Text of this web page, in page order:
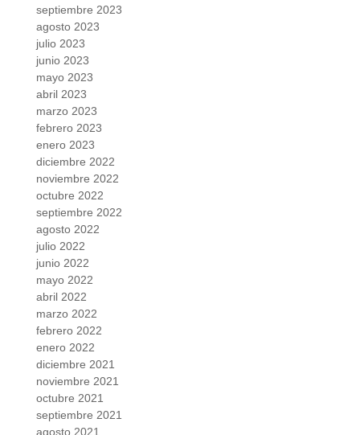
septiembre 2023
agosto 2023
julio 2023
junio 2023
mayo 2023
abril 2023
marzo 2023
febrero 2023
enero 2023
diciembre 2022
noviembre 2022
octubre 2022
septiembre 2022
agosto 2022
julio 2022
junio 2022
mayo 2022
abril 2022
marzo 2022
febrero 2022
enero 2022
diciembre 2021
noviembre 2021
octubre 2021
septiembre 2021
agosto 2021